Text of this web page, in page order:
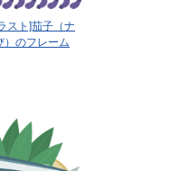
スト]茄子（ナ
）のフレーム